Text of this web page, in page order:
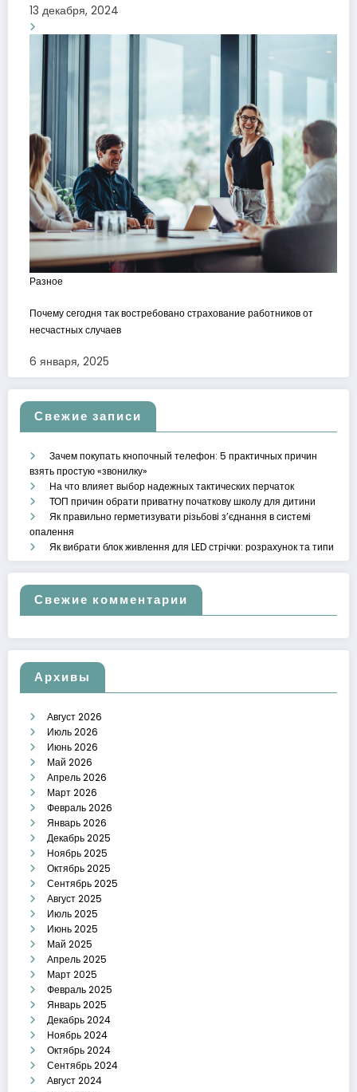
13 декабря, 2024
Разное
Почему сегодня так востребовано страхование работников от
несчастных случаев
6 января, 2025
Свежие записи
Зачем покупать кнопочный телефон: 5 практичных причин
взять простую «звонилку»
На что влияет выбор надежных тактических перчаток
ТОП причин обрати приватну початкову школу для дитини
Як правильно герметизувати різьбові з’єднання в системі
опалення
Як вибрати блок живлення для LED стрічки: розрахунок та типи
Свежие комментарии
Архивы
Август 2026
Июль 2026
Июнь 2026
Май 2026
Апрель 2026
Март 2026
Февраль 2026
Январь 2026
Декабрь 2025
Ноябрь 2025
Октябрь 2025
Сентябрь 2025
Август 2025
Июль 2025
Июнь 2025
Май 2025
Апрель 2025
Март 2025
Февраль 2025
Январь 2025
Декабрь 2024
Ноябрь 2024
Октябрь 2024
Сентябрь 2024
Август 2024